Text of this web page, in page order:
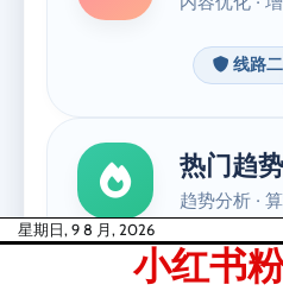
Skip星期日, 9 8 月, 2026
小红书